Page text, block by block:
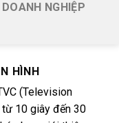
NGHIỆP
HÌNH
(Television
10 giây đến 30